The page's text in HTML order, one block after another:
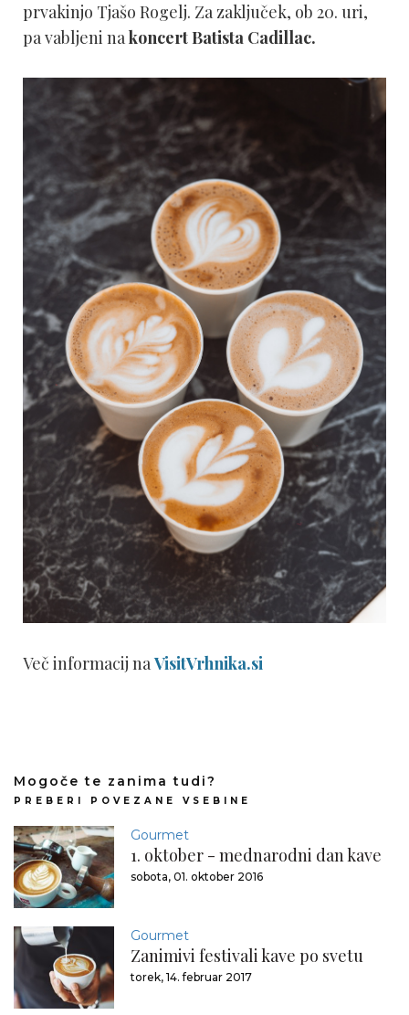
prvakinjo Tjašo Rogelj. Za zaključek, ob 20. uri,
pa vabljeni nakoncert Batista Cadillac.
Več informacij naVisitVrhnika.si
Mogoče te zanima tudi?
PREBERI POVEZANE VSEBINE
Gourmet
1. oktober - mednarodni dan kave
sobota, 01. oktober 2016
Gourmet
Zanimivi festivali kave po svetu
torek, 14. februar 2017